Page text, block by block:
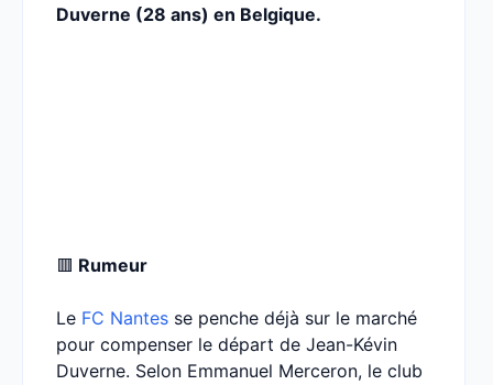
Duverne (28 ans) en Belgique.
🟥 Rumeur
Le FC Nantes se penche déjà sur le marché
pour compenser le départ de Jean-Kévin
Duverne. Selon Emmanuel Merceron, le club